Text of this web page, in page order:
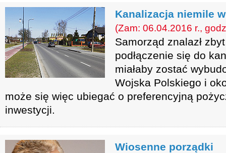
Kanalizacja niemile
(Zam: 06.04.2016 r.,
Samorząd znalazł
podłączenie się do
miałaby zostać
Wojska Polskiego i
może się więc ubiegać o preferencyjną
inwestycji.
Wiosenne porządki